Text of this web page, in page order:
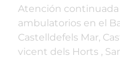
Atención
ambulatorios en el
Castelldefels Mar,
vicent dels Horts ,